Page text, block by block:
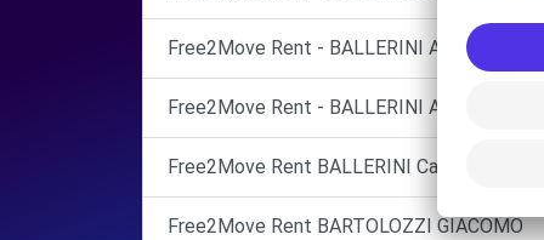
Free2Move Rent - BALLERINI AUTO SRL -
Free2Move Rent - BALLERINI AUTO SRL -
Free2Move Rent BALLERINI Campi Bisenzio
Free2Move Rent BARTOLOZZI GIACOMO